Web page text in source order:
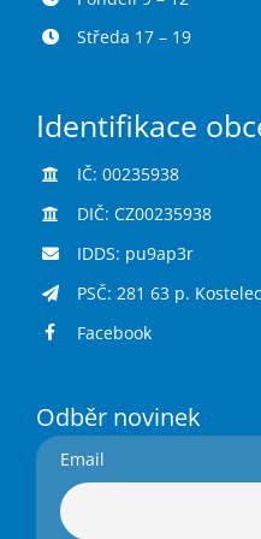
Středa 17 – 19
Identifikace
IČ: 00235938
DIČ: CZ00235938
IDDS: pu9ap3r
PSČ: 281 63 p.
Facebook
Odběr novinek
Email